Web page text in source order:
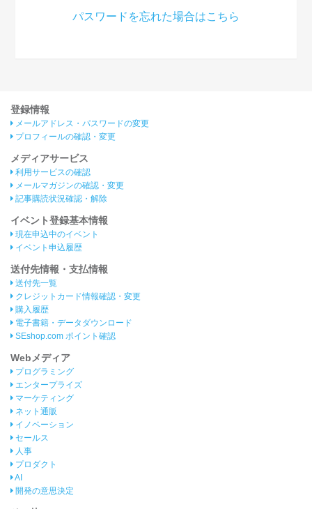
パスワードを忘れた場合はこちら
登録情報
メールアドレス・パスワードの変更
プロフィールの確認・変更
メディアサービス
利用サービスの確認
メールマガジンの確認・変更
記事購読状況確認・解除
イベント登録基本情報
現在申込中のイベント
イベント申込履歴
送付先情報・支払情報
送付先一覧
クレジットカード情報確認・変更
購入履歴
電子書籍・データダウンロード
SEshop.com ポイント確認
Webメディア
プログラミング
エンタープライズ
マーケティング
ネット通販
イノベーション
セールス
人事
プロダクト
AI
開発の意思決定